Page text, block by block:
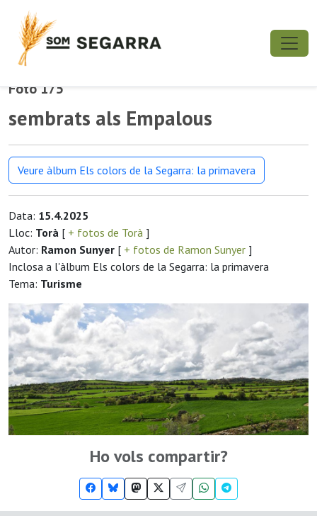
Foto 175
sembrats als Empalous
Veure àlbum Els colors de la Segarra: la primavera
Data: 15.4.2025
Lloc: Torà [ + fotos de Torà ]
Autor: Ramon Sunyer [ + fotos de Ramon Sunyer ]
Inclosa a l'àlbum Els colors de la Segarra: la primavera
Tema: Turisme
Ho vols compartir?